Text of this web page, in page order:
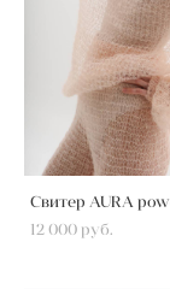
Свитер AURA
12 000 pуб.